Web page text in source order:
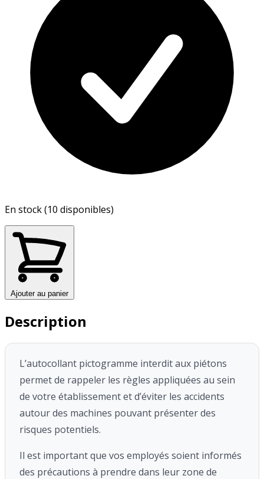
En stock (10 disponibles)
Ajouter au panier
Description
L’autocollant pictogramme interdit aux piétons
permet de rappeler les règles appliquées au sein
de votre établissement et d’éviter les accidents
autour des machines pouvant présenter des
risques potentiels.
Il est important que vos employés soient informés
des précautions à prendre dans leur zone de